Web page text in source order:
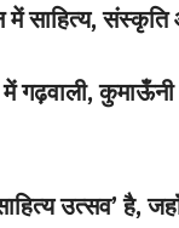
साहित्य,
गढ़वाली,
उत्सव’ है,